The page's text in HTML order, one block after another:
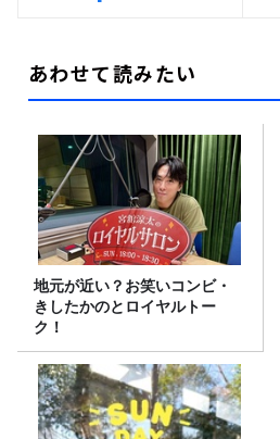
あわせて読みたい
地元が近い？お笑いコンビ・
きしたかのとロイヤルトー
ク！